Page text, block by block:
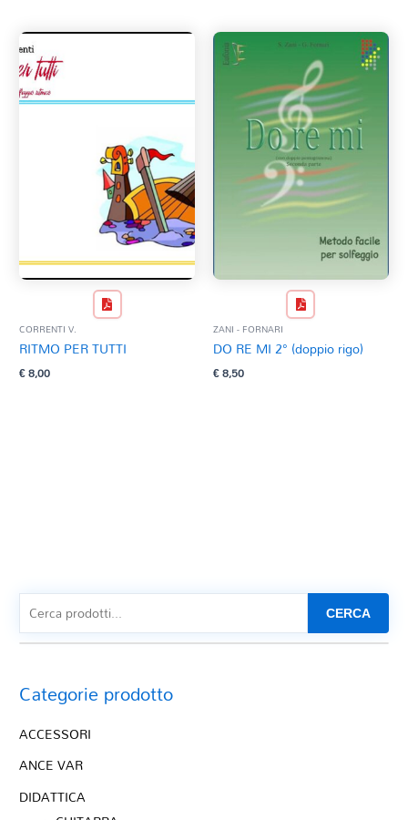
CORRENTI V.
RITMO PER TUTTI
€8,00
ZANI - FORNARI
DO RE MI 2° (doppio rigo)
€8,50
CERCA
Categorie prodotto
ACCESSORI
ANCE VAR
DIDATTICA